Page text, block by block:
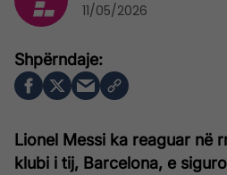
Lionel Messi ka reaguar në
klubi i tij, Barcelona, e
11/05/2026